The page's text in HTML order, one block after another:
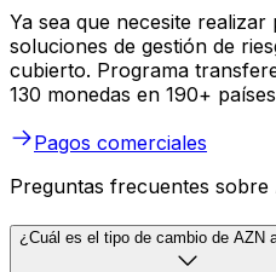
Ya sea que necesite
soluciones de gestión de
cubierto. Programa
130 monedas en 190+
Pagos comerciales
Preguntas frecuentes sobre
¿Cuál es el tipo de cambio de AZN